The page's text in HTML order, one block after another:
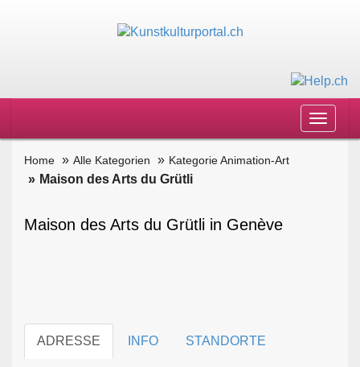
Toggle
Home Alle Kategorien Kategorie Animation-Art
Maison des Arts du Grütli
Maison des Arts du Grütli in Genève
ADRESSE INFO STANDORTE